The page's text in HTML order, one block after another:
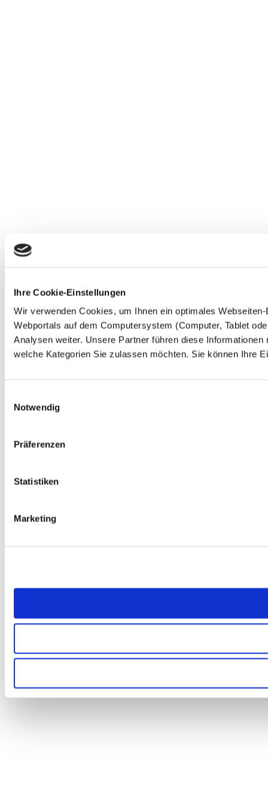
Ihre Cookie-Einstellungen
Wir verwenden Cookies, um Ihnen ein optimales
Webportals auf dem Computersystem (Computer, Tablet
Analysen weiter. Unsere Partner führen diese
welche Kategorien Sie zulassen möchten. Sie können Ihre
Notwendig
Präferenzen
Statistiken
Marketing